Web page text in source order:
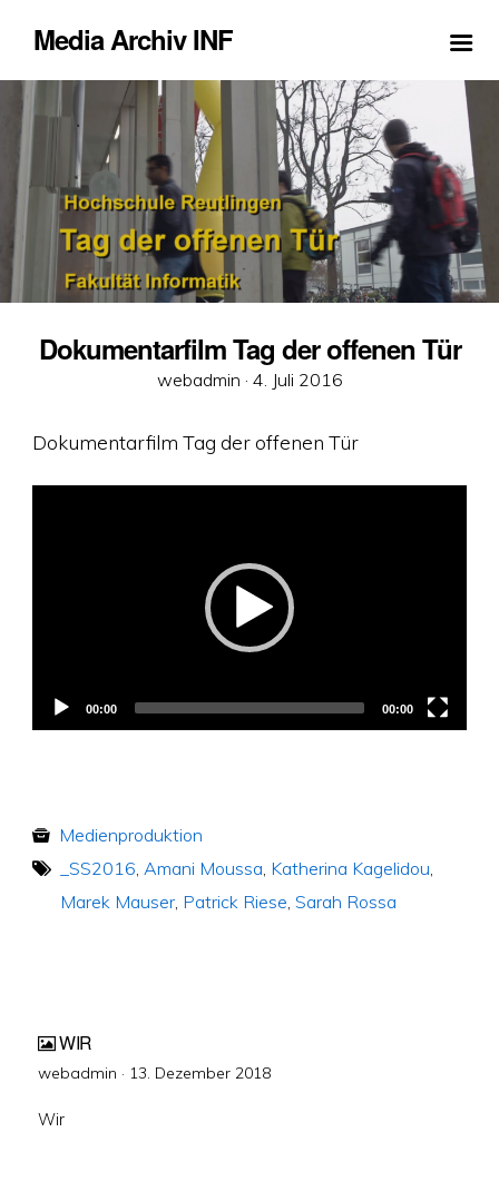
Media Archiv INF
Dokumentarfilm Tag der offenen Tür
webadmin · Veröffentlicht
4. Juli 2016
Dokumentarfilm Tag der offenen Tür
00:00 00:00
Medienproduktion
_SS2016 Amani Moussa Katherina Kagelidou
Marek Mauser, Patrick Riese Sarah Rossa
WIR
webadmin · Veröffentlicht
13. Dezember 2018
Wir